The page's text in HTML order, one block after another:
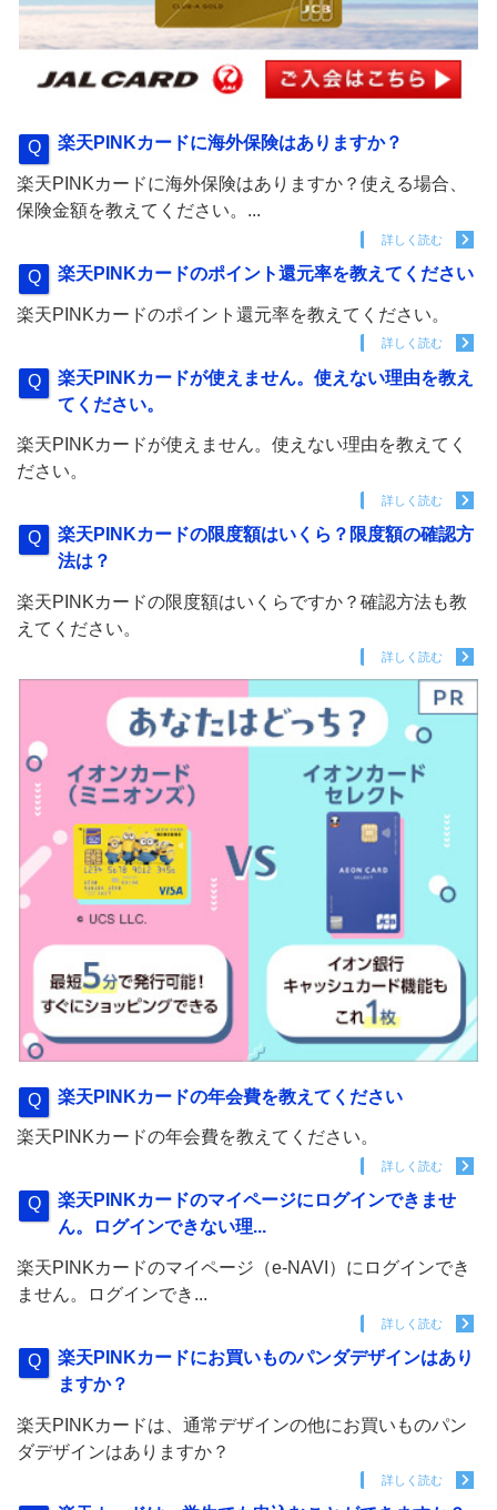
楽天PINKカードに海外保険はありますか？
楽天PINKカードに海外保険はありますか？使える場合、
保険金額を教えてください。...
詳しく読む
楽天PINKカードのポイント還元率を教えてください
楽天PINKカードのポイント還元率を教えてください。
詳しく読む
楽天PINKカードが使えません。使えない理由を教え
てください。
楽天PINKカードが使えません。使えない理由を教えてく
ださい。
詳しく読む
楽天PINKカードの限度額はいくら？限度額の確認方
法は？
楽天PINKカードの限度額はいくらですか？確認方法も教
えてください。
詳しく読む
楽天PINKカードの年会費を教えてください
楽天PINKカードの年会費を教えてください。
詳しく読む
楽天PINKカードのマイページにログインできませ
ん。ログインできない理...
楽天PINKカードのマイページ（e-NAVI）にログインでき
ません。ログインでき...
詳しく読む
楽天PINKカードにお買いものパンダデザインはあり
ますか？
楽天PINKカードは、通常デザインの他にお買いものパン
ダデザインはありますか？
詳しく読む